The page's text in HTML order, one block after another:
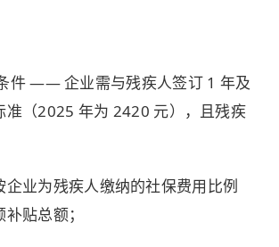
件 —— 企业需与残疾人签订 1 年及
（2025 年为 2420 元），且残疾
企业为残疾人缴纳的社保费用比例
贴总额；